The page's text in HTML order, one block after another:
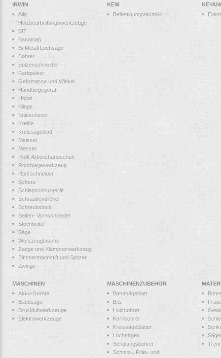
IRWIN
Allg.
Holzbearbeitungswerkzeuge
BIT
Bandmaß
Bi-Metall Lochsäge
Bohrer
Bolzenschneider
Farbpulver
Gehrmasse und Winkel
Handbiegegerät
Hobel
Klinge
Knieschoner
Kreide
Kreissägeblatt
Meissel
Messer
Profi-Arbeitshandschuh
Rohrbiegewerkzeug
Rohrschneider
Schere
Schlagschnurgerät
Schraubendreher
Schraubstock
Seiten- Vornschneider
Stechbeitel
Säge
Werkzeugtasche
Zange und Klempnerwerkzeug
Zimmermannstift und Spitzer
Zwinge
KEW
Befestigungstechnik
MASCHINEN
Akku-Geräte
Bandsäge
Druckluftwerkzeuge
Elektrowerkzeuge
MASCHINENZUBEHÖR
Bandsägeblatt
Bits
Holzbohrer
Kernbohrer
Kreissägeblätter
Lochsägen
Schalungsbohrer
Schnitz-, Fräs- und